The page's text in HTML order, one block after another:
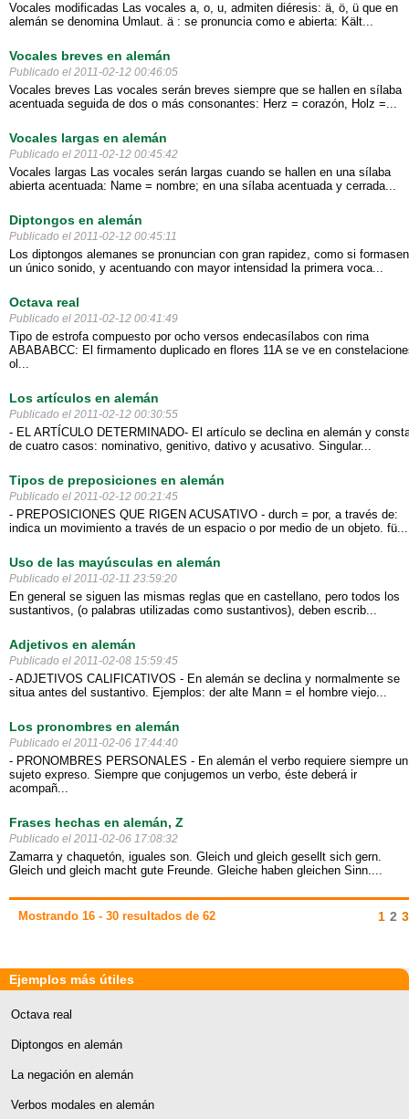
Vocales modificadas Las vocales a, o, u, admiten diéresis: ä, ö, ü que en
alemán se denomina Umlaut. ä : se pronuncia como e abierta: Kält...
Vocales breves en alemán
Publicado el 2011-02-12 00:46:05
Vocales breves Las vocales serán breves siempre que se hallen en sílaba
acentuada seguida de dos o más consonantes: Herz = corazón, Holz =...
Vocales largas en alemán
Publicado el 2011-02-12 00:45:42
Vocales largas Las vocales serán largas cuando se hallen en una sílaba
abierta acentuada: Name = nombre; en una sílaba acentuada y cerrada...
Diptongos en alemán
Publicado el 2011-02-12 00:45:11
Los diptongos alemanes se pronuncian con gran rapidez, como si formasen
un único sonido, y acentuando con mayor intensidad la primera voca...
Octava real
Publicado el 2011-02-12 00:41:49
Tipo de estrofa compuesto por ocho versos endecasílabos con rima
ABABABCC: El firmamento duplicado en flores 11A se ve en
ol...
Los artículos en alemán
Publicado el 2011-02-12 00:30:55
- EL ARTÍCULO DETERMINADO- El artículo se declina en alemán y
de cuatro casos: nominativo, genitivo, dativo y acusativo. Singular...
Tipos de preposiciones en alemán
Publicado el 2011-02-12 00:21:45
- PREPOSICIONES QUE RIGEN ACUSATIVO - durch = por, a través de:
indica un movimiento a través de un espacio o por medio de un objeto. fü...
Uso de las mayúsculas en alemán
Publicado el 2011-02-11 23:59:20
En general se siguen las mismas reglas que en castellano, pero todos los
sustantivos, (o palabras utilizadas como sustantivos), deben escrib...
Adjetivos en alemán
Publicado el 2011-02-08 15:59:45
- ADJETIVOS CALIFICATIVOS - En alemán se declina y normalmente se
situa antes del sustantivo. Ejemplos: der alte Mann = el hombre viejo...
Los pronombres en alemán
Publicado el 2011-02-06 17:44:40
- PRONOMBRES PERSONALES - En alemán el verbo requiere siempre un
sujeto expreso. Siempre que conjugemos un verbo, éste deberá ir
acompañ...
Frases hechas en alemán, Z
Publicado el 2011-02-06 17:08:32
Zamarra y chaquetón, iguales son. Gleich und gleich gesellt sich gern.
Gleich und gleich macht gute Freunde. Gleiche haben gleichen Sinn....
Mostrando 16 - 30 resultados de 62 1 2 3
Ejemplos más útiles
Octava real
Diptongos en alemán
La negación en alemán
Verbos modales en alemán